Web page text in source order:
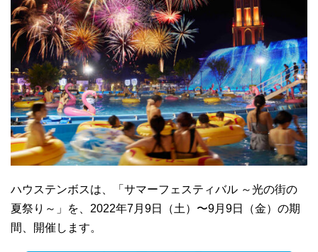
ハウステンボスは、「サマーフェスティバル ～光の街の
夏祭り～」を、2022年7月9日（土）〜9月9日（金）の期
間、開催します。